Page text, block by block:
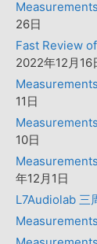
26日
Fast Review
2022年12月16
11日
10日
年12月1日
L7Audiolab 三